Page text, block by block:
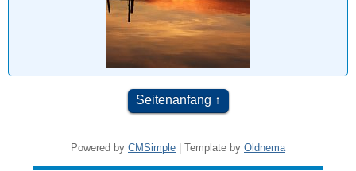
Seitenanfang
Powered by CMSimple | Template by Oldnema